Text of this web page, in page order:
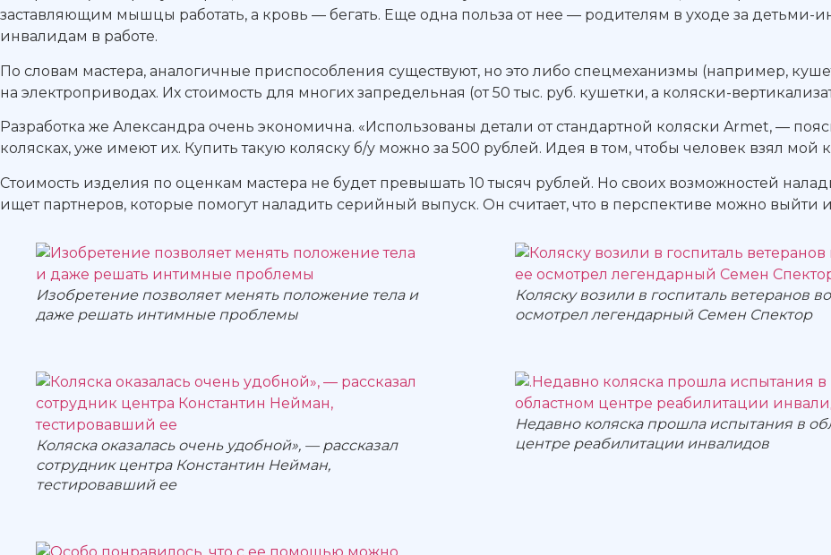
заставляющим мышцы работать, а кровь — бегать. Еще одна польза от нее — родителям в уходе за детьми-
инвалидам в работе.
По словам мастера, аналогичные приспособления существуют, но это либо спецмеханизмы (например,
на электроприводах. Их стоимость для многих запредельная (от 50 тыс. руб. кушетки, а коляски-
Разработка же Александра очень экономична. «Использованы детали от стандартной коляски Armet, —
колясках, уже имеют их. Купить такую коляску б/у можно за 500 рублей. Идея в том, чтобы человек взял мой
Стоимость изделия по оценкам мастера не будет превышать 10 тысяч рублей. Но своих возможностей
ищет партнеров, которые помогут наладить серийный выпуск. Он считает, что в перспективе можно выйти и
Изобретение позволяет менять положение тела и
даже решать интимные проблемы
Коляску возили в госпиталь ветеранов
осмотрел легендарный Семен Спектор
Коляска оказалась очень удобной», — рассказал
сотрудник центра Константин Нейман,
тестировавший ее
Недавно коляска прошла испытания в
центре реабилитации инвалидов